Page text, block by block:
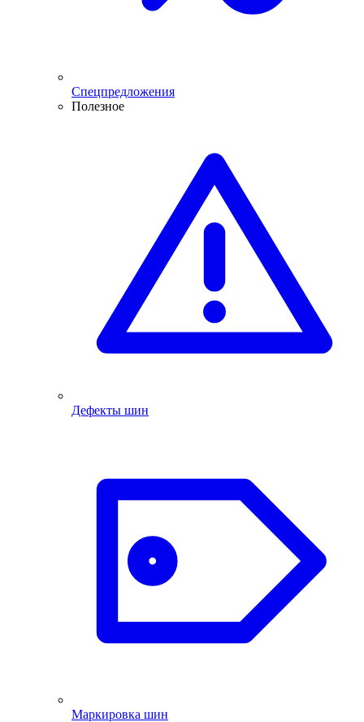
Спецпредложения
Полезное
Дефекты шин
Маркировка шин